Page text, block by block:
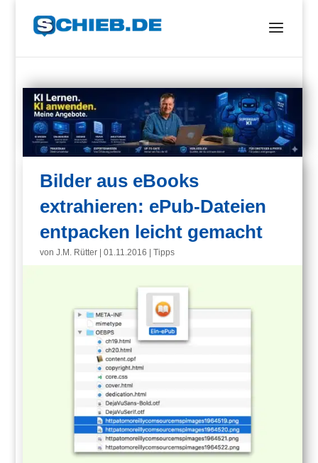
Bilder aus eBooks
extrahieren: ePub-Dateien
entpacken leicht gemacht
vonJ.M. Rütter |01.11.2016 |Tipps